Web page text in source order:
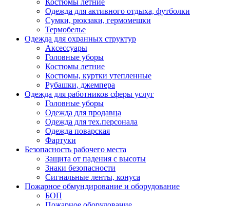
Костюмы летние
Одежда для активного отдыха, футболки
Сумки, рюкзаки, гермомешки
Термобелье
Одежда для охранных структур
Аксессуары
Головные уборы
Костюмы летние
Костюмы, куртки утепленные
Рубашки, джемпера
Одежда для работников сферы услуг
Головные уборы
Одежда для продавца
Одежда для тех.персонала
Одежда поварская
Фартуки
Безопасность рабочего места
Защита от падения с высоты
Знаки безопасности
Сигнальные ленты, конуса
Пожарное обмундирование и оборудование
БОП